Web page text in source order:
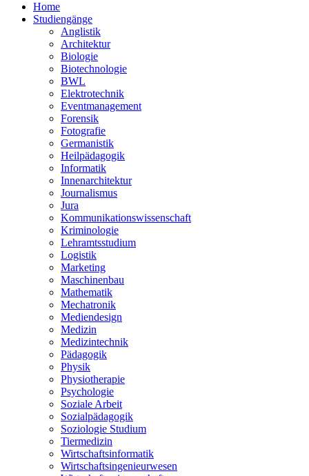
Home
Studiengänge
Anglistik
Architektur
Biologie
Biotechnologie
BWL
Elektrotechnik
Eventmanagement
Forensik
Fotografie
Germanistik
Heilpädagogik
Informatik
Innenarchitektur
Journalismus
Jura
Kommunikationswissenschaft
Kriminologie
Lehramtsstudium
Logistik
Marketing
Maschinenbau
Mathematik
Mechatronik
Mediendesign
Medizin
Medizintechnik
Pädagogik
Physik
Physiotherapie
Psychologie
Soziale Arbeit
Sozialpädagogik
Soziologie Studium
Tiermedizin
Wirtschaftsinformatik
Wirtschaftsingenieurwesen